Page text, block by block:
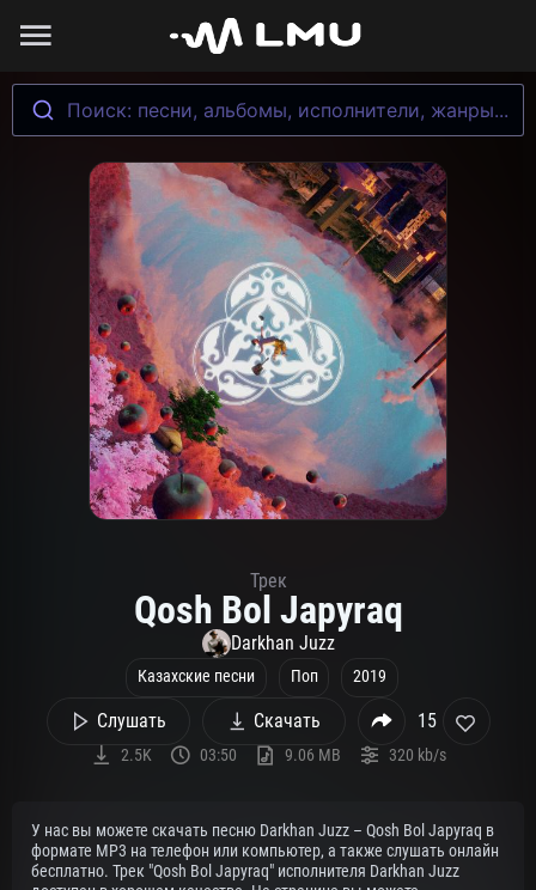
Поиск: песни, альбомы, исполнители, жанры...
Трек
Qosh Bol Japyraq
Darkhan Juzz
Казахские песни Поп 2019
Слушать Скачать 15
2.5K 03:50 9.06 MB 320 kb/s
У нас вы можете скачать песню Darkhan Juzz – Qosh Bol Japyraq в
формате MP3 на телефон или компьютер, а также слушать онлайн
бесплатно. Трек "Qosh Bol Japyraq" исполнителя Darkhan Juzz